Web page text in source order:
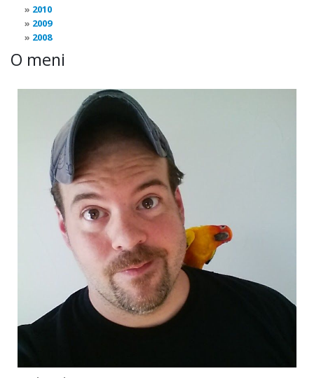
2010
2009
2008
O meni